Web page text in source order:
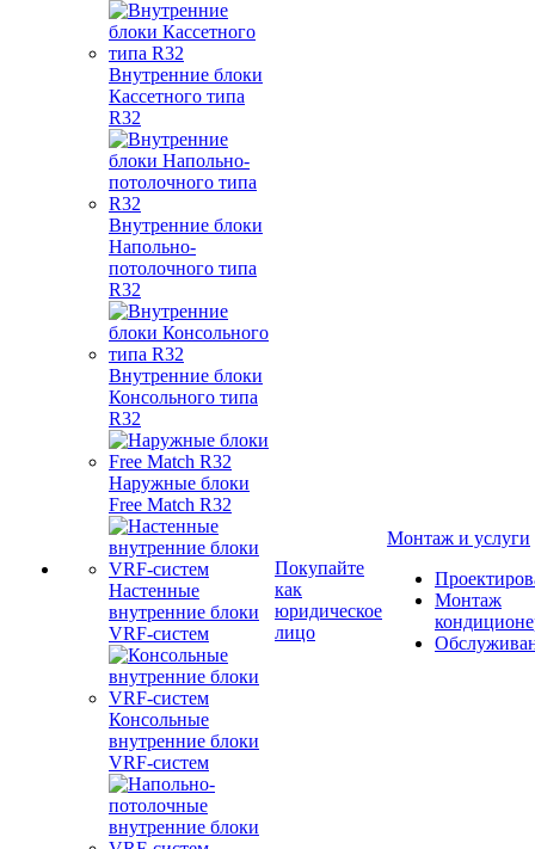
Внутренние блоки
Кассетного типа
R32
Внутренние блоки
Напольно-
потолочного типа
R32
Внутренние блоки
Консольного типа
R32
Наружные блоки
Free Match R32
Настенные
внутренние блоки
VRF-систем
Консольные
внутренние блоки
VRF-систем
Покупайте
как
юридическое
лицо
Монтаж и услуги
Монтаж